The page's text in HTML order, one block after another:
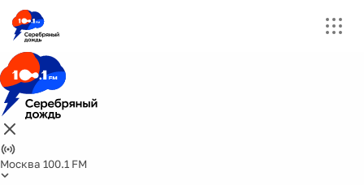
Москва 100.1 FM